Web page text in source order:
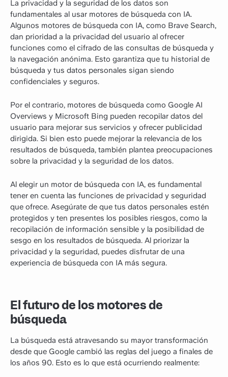
La privacidad y la seguridad de los datos son
fundamentales al usar motores de búsqueda con IA.
Algunos motores de búsqueda con IA, como Brave Search,
dan prioridad a la privacidad del usuario al ofrecer
funciones como el cifrado de las consultas de búsqueda y
la navegación anónima. Esto garantiza que tu historial de
búsqueda y tus datos personales sigan siendo
confidenciales y seguros.
Por el contrario, motores de búsqueda como Google AI
Overviews y Microsoft Bing pueden recopilar datos del
usuario para mejorar sus servicios y ofrecer publicidad
dirigida. Si bien esto puede mejorar la relevancia de los
resultados de búsqueda, también plantea preocupaciones
sobre la privacidad y la seguridad de los datos.
Al elegir un motor de búsqueda con IA, es fundamental
tener en cuenta las funciones de privacidad y seguridad
que ofrece. Asegúrate de que tus datos personales estén
protegidos y ten presentes los posibles riesgos, como la
recopilación de información sensible y la posibilidad de
sesgo en los resultados de búsqueda. Al priorizar la
privacidad y la seguridad, puedes disfrutar de una
experiencia de búsqueda con IA más segura.
El futuro de los motores de
búsqueda
La búsqueda está atravesando su mayor transformación
desde que Google cambió las reglas del juego a finales de
los años 90. Esto es lo que está ocurriendo realmente: